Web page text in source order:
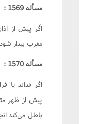
مسأله 1569 :
اگر پیش از
مغرب بیدار
مسأله 1570 :
اگر نداند
پیش از ظهر
باطل می‌کند